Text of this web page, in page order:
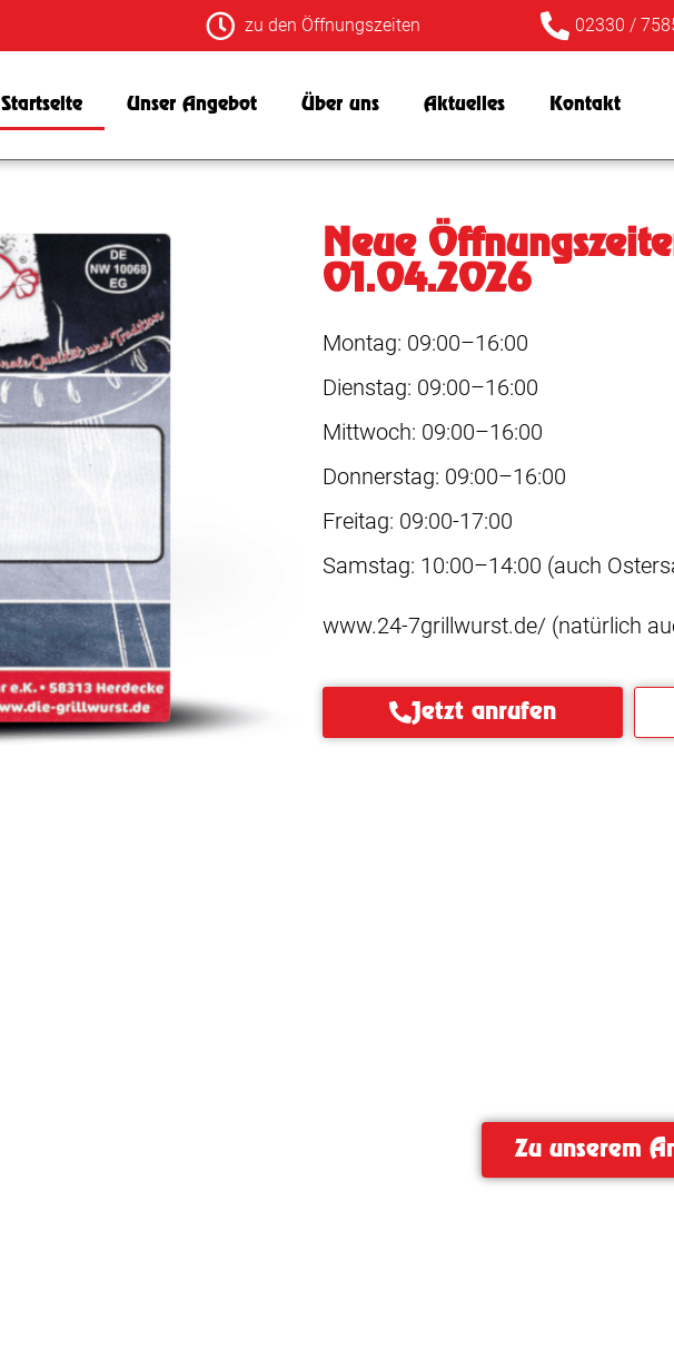
zu den Öffnungszeiten 02330 /
Startseite Unser Angebot Über uns Aktuelles Kontakt
Neue
01.04.2026
Montag: 09:00–16:00
Dienstag: 09:00–16:00
Mittwoch: 09:00–16:00
Donnerstag: 09:00–16:00
Freitag: 09:00-17:00
Samstag: 10:00–14:00 (auch
www.24-7grillwurst.de/ (natürlich
Jetzt anrufen
Zu unserem